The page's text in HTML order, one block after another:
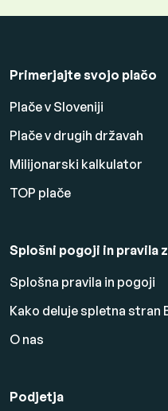
Primerjajte svojo plačo
Plače v Sloveniji
Plače v drugih državah
Milijonarski kalkulator
TOP plače
Splošni pogoji in pravila
Splošna pravila in pogoji
Kako deluje spletna stran
O nas
Podjetja